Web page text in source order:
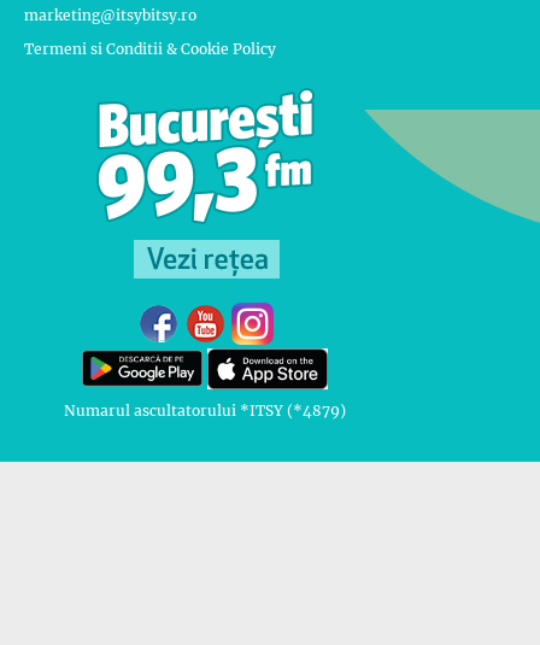
marketing@itsybitsy.ro
Termeni si Conditii & Cookie Policy
Numarul ascultatorului *ITSY (*4879)